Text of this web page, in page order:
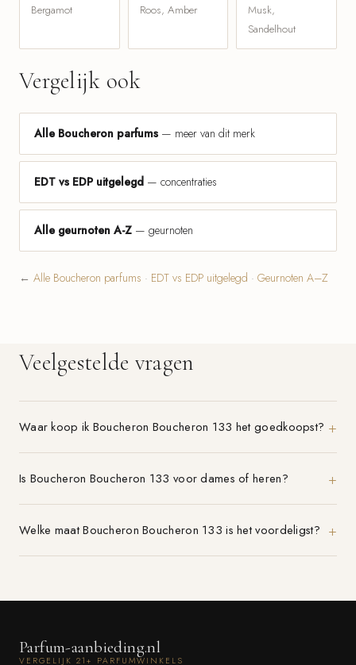
Bergamot Roos, Amber
Musk,
Sandelhout
Vergelijk ook
Alle Boucheron parfums — meer van dit merk
EDT vs EDP uitgelegd — concentraties
Alle geurnoten A-Z — geurnoten
← Alle Boucheron parfums · EDT vs EDP uitgelegd · Geurnoten A–Z
Veelgestelde vragen
Waar koop ik Boucheron Boucheron 133 het goedkoopst?
Is Boucheron Boucheron 133 voor dames of heren?
Welke maat Boucheron Boucheron 133 is het voordeligst?
Parfum-aanbieding.nl
VERGELIJK 21+ PARFUMWINKELS